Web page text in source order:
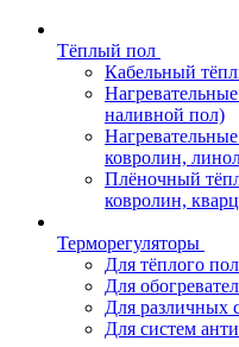
Тёплый пол
Кабельный
наливной пол)
ковролин,
Плёночный
ковролин,
Терморегуляторы
Для тёплого
Для
Для различных
Для систем